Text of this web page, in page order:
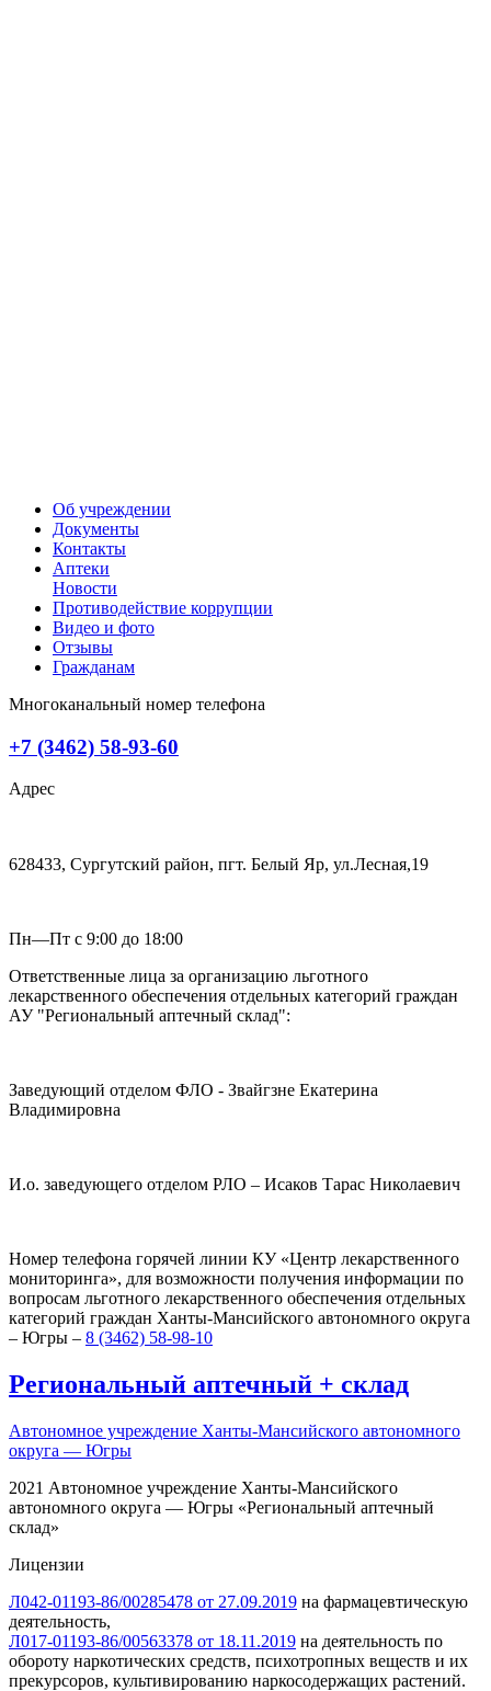
Об учреждении
Документы
Контакты
Аптеки
Новости
Противодействие коррупции
Видео и фото
Отзывы
Гражданам
Многоканальный номер телефона
+7 (3462) 58-93-60
Адрес
628433, Сургутский район, пгт. Белый Яр, ул.Лесная,19
Пн—Пт с 9:00 до 18:00
Ответственные лица за организацию льготного
лекарственного обеспечения отдельных категорий граждан
АУ "Региональный аптечный склад":
Заведующий отделом ФЛО - Звайгзне Екатерина
Владимировна
И.о. заведующего отделом РЛО – Исаков Тарас Николаевич
Номер телефона горячей линии КУ «Центр лекарственного
мониторинга», для возможности получения информации по
вопросам льготного лекарственного обеспечения отдельных
категорий граждан Ханты-Мансийского автономного округа
– Югры – 8 (3462) 58-98-10
Региональный аптечный + склад
Автономное учреждение Ханты-Мансийского автономного
округа — Югры
2021 Автономное учреждение Ханты-Мансийского
автономного округа — Югры «Региональный аптечный
склад»
Лицензии
Л042-01193-86/00285478 от 27.09.2019 на фармацевтическую
деятельность,
Л017-01193-86/00563378 от 18.11.2019 на деятельность по
обороту наркотических средств, психотропных веществ и их
прекурсоров, культивированию наркосодержащих растений.